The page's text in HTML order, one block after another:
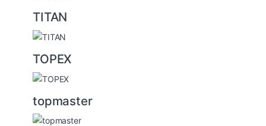
TITAN
TOPEX
topmaster